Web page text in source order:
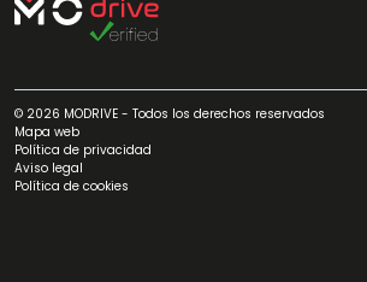
© 2026 MODRIVE - Todos los derechos reservados
Mapa web
Política de privacidad
Aviso legal
Política de cookies